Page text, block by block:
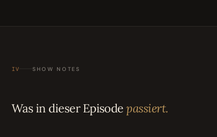
IV SHOW NOTES
Was in dieser Episodepassiert.